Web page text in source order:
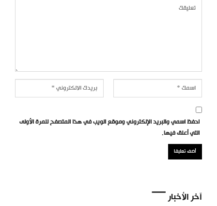
احفظ اسمي والبريد الإلكتروني وموقع الويب في هذا المتصفح للمرة الأولى
التي أعلق فيها.
آخر الأخبار